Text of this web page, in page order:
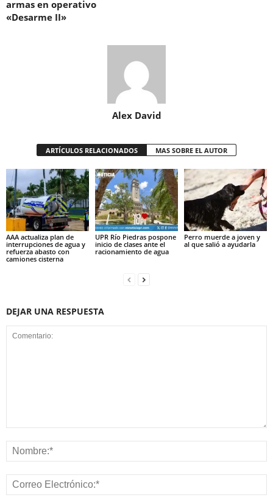
armas en operativo
«Desarme II»
Alex David
ARTÍCULOS RELACIONADOS MAS SOBRE EL AUTOR
AAA actualiza plan de
interrupciones de agua y
refuerza abasto con
camiones cisterna
UPR Río Piedras pospone
inicio de clases ante el
racionamiento de agua
Perro muerde a joven y
al que salió a ayudarla
DEJAR UNA RESPUESTA